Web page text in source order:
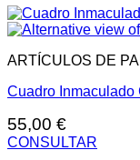
ARTÍCULOS DE
Cuadro Inmaculado
55,00 €
CONSULTAR